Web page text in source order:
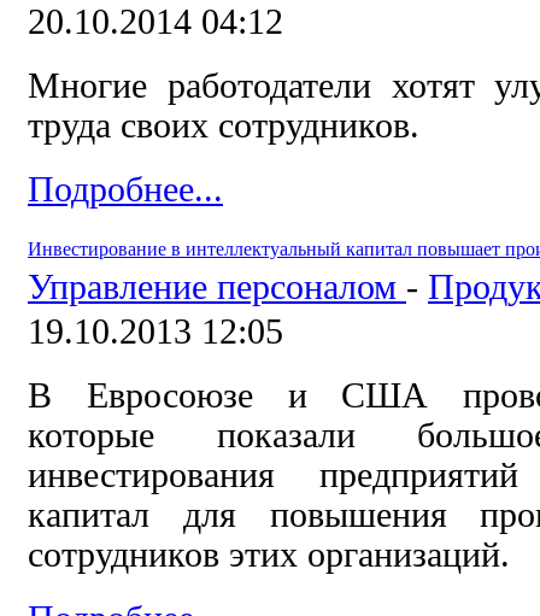
20.10.2014 04:12
Многие работодатели хотят
труда своих сотрудников.
Подробнее...
Инвестирование в интеллектуальный капитал повышает
Управление персоналом -
19.10.2013 12:05
В Евросоюзе и США
которые показали
инвестирования
капитал для повышения
сотрудников этих организаций.